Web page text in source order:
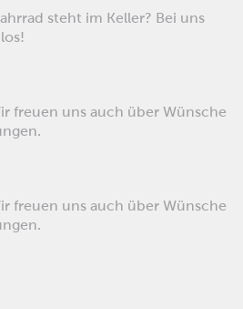
steht im Keller? Bei uns
freuen uns auch über Wünsche
freuen uns auch über Wünsche